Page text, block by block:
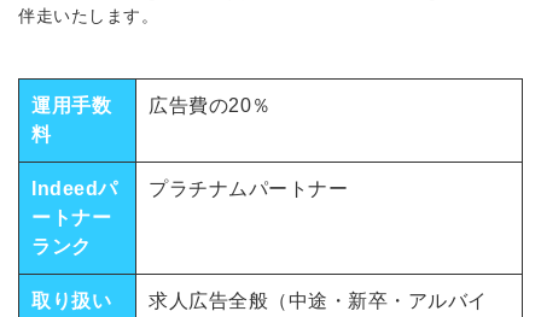
伴走いたします。
運用手数
料
広告費の20％
Indeedパ
ートナー
ランク
プラチナムパートナー
取り扱い
求人広告全般（中途・新卒・アルバイ